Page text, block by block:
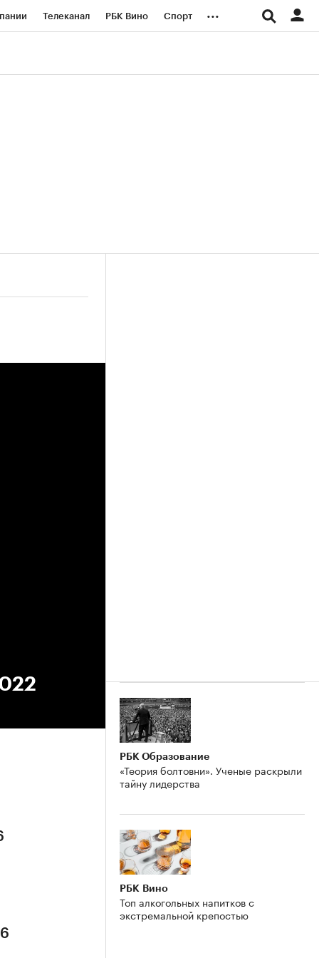
Телеканал РБК Вино Спорт ...
РБК Образование
«Теория болтовни». Ученые раскрыли
тайну лидерства
РБК Вино
Топ алкогольных напитков с
экстремальной крепостью